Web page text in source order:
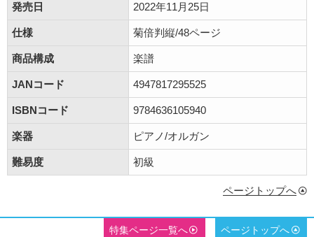
発売日 2022年11月25日
仕様 菊倍判縦/48ページ
商品構成 楽譜
JANコード 4947817295525
ISBNコード 9784636105940
楽器 ピアノ/オルガン
難易度 初級
ページトップへ
特集ページ一覧へ ページトップへ